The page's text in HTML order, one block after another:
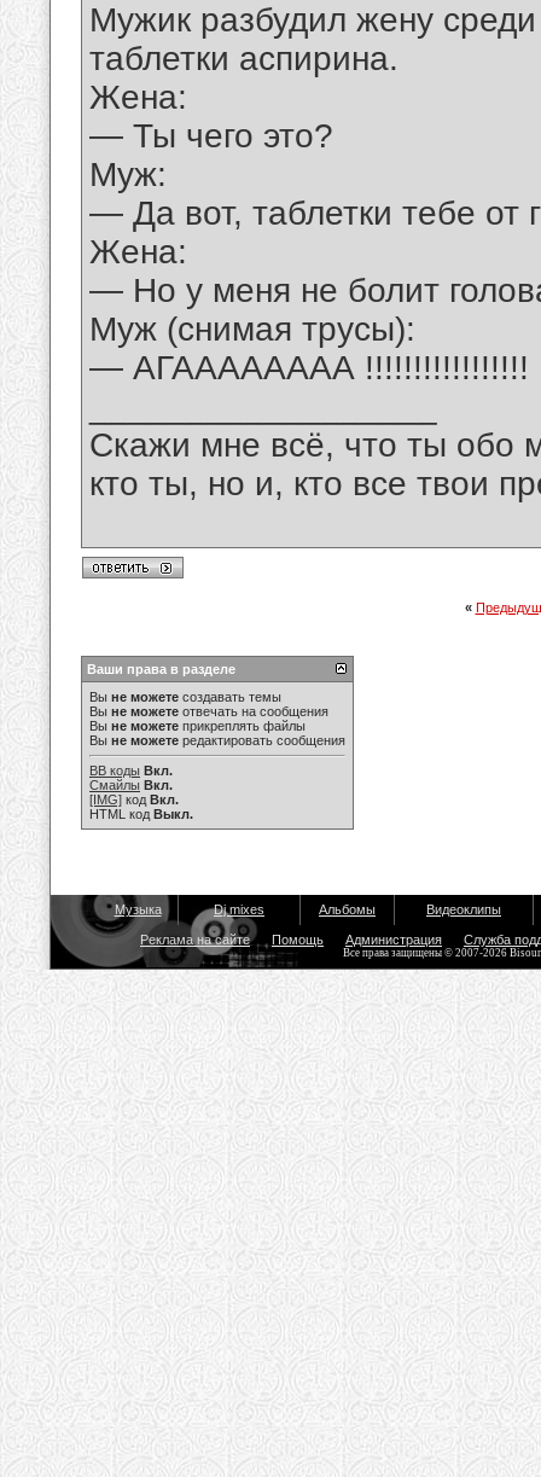
Мужик разбудил жену
таблетки аспирина.
Жена:
— Ты чего это?
Муж:
— Да вот, таблетки тебе от
Жена:
— Но у меня не болит
Муж (снимая трусы):
— АГАААААААА !!!!!!!!!!!!!!!!!
Скажи мне всё, что ты обо
кто ты, но и, кто все твои
«
Ваши права в разделе
Вы не можете создавать темы
Вы не можете отвечать на сообщения
Вы не можете прикреплять файлы
Вы не можете редактировать сообщения
BB коды Вкл.
Смайлы Вкл.
[IMG] код Вкл.
HTML код Выкл.
Музыка Dj mixes Альбомы Видеоклипы
Реклама на сайте Помощь Администрация Служба
Все права защищены © 2007-2026